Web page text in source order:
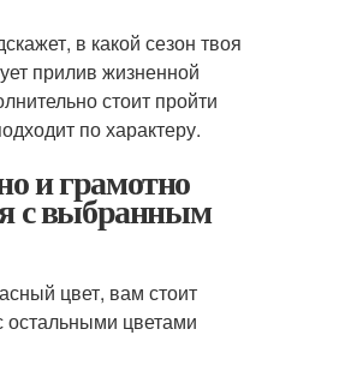
в какой сезон твоя
прилив жизненной
стоит пройти
по характеру.
и грамотно
с выбранным
цвет, вам стоит
остальными цветами